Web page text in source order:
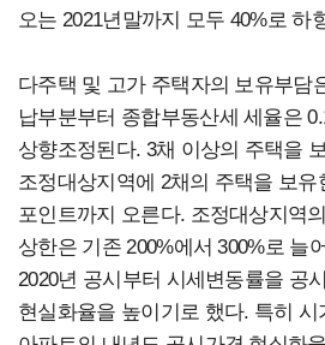
오는 2021년말까지 모두 40%로 하
다주택 및 고가 주택자의 보유부담
납부분부터 종합부동산세 세율은
상향조정된다. 3채 이상의 주택을
조정대상지역에 2채의 주택을 보유
포인트까지 오른다. 조정대상지역
상한은 기존 200%에서 300%로 늘
2020년 공시부터 시세변동률을 공
현실화율을 높이기로 했다. 특히 시